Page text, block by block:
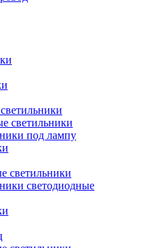
светильники
под лампу
светильники
светодиодные